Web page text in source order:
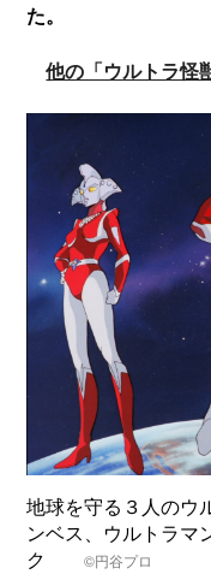
た。
他の「ウルトラ怪
地球を守る３人のウ
ンベス、ウルトラマ
ク©円谷プロ